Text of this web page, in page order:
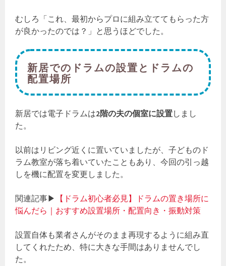
むしろ「これ、最初からプロに組み立ててもらった方
が良かったのでは？」と思うほどでした。
新居でのドラムの設置とドラムの
配置場所
新居では電子ドラムは2階の夫の個室に設置しまし
た。
以前はリビング近くに置いていましたが、子どものド
ラム教室が落ち着いていたこともあり、今回の引っ越
しを機に配置を変更しました。
関連記事▶
【ドラム初心者必見】ドラムの置き場所に
悩んだら｜おすすめ設置場所・配置向き・振動対策
設置自体も業者さんがそのまま再現するように組み直
してくれたため、特に大きな手間はありませんでし
た。